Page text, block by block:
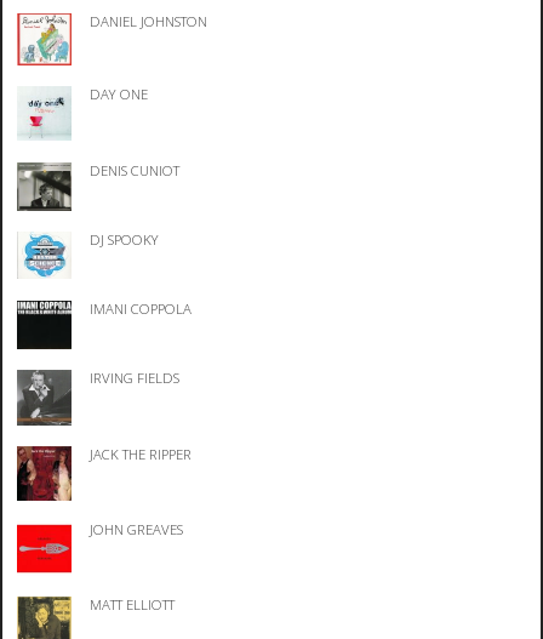
DANIEL JOHNSTON
DAY ONE
DENIS CUNIOT
DJ SPOOKY
IMANI COPPOLA
IRVING FIELDS
JACK THE RIPPER
JOHN GREAVES
MATT ELLIOTT